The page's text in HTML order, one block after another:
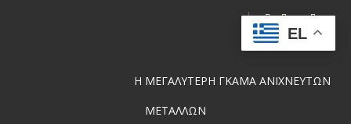
Η ΜΕΓΑΛΥΤΕΡΗ ΓΚΑΜΑ ΑΝΙΧΝΕΥΤΩΝ
ΜΕΤΑΛΛΩΝ
EL